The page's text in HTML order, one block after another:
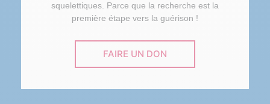
squelettiques. Parce que la recherche est la
première étape vers la guérison !
FAIRE UN DON